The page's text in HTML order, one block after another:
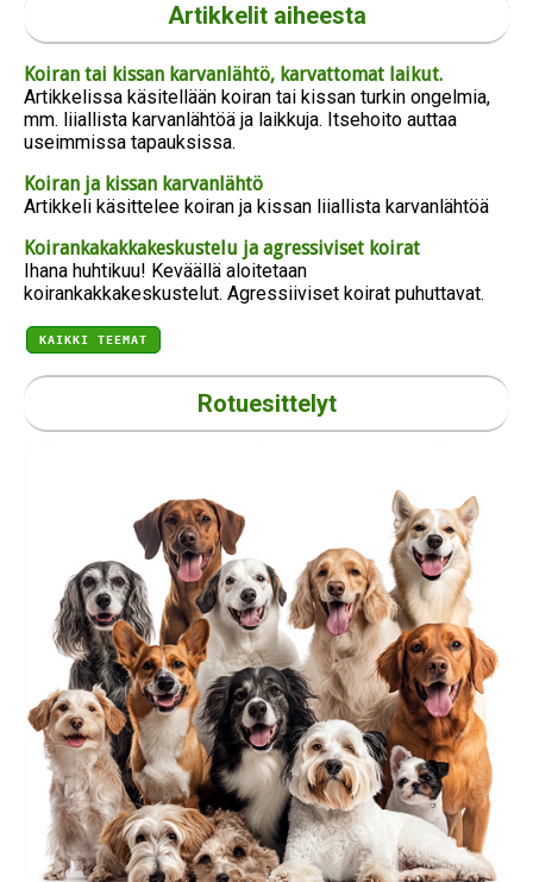
Artikkelit aiheesta
Koiran tai kissan karvanlähtö, karvattomat laikut.
Artikkelissa käsitellään koiran tai kissan turkin ongelmia,
mm. liiallista karvanlähtöä ja laikkuja. Itsehoito auttaa
useimmissa tapauksissa.
Koiran ja kissan karvanlähtö
Artikkeli käsittelee koiran ja kissan liiallista karvanlähtöä
Koirankakakkakeskustelu ja agressiviset koirat
Ihana huhtikuu! Keväällä aloitetaan
koirankakkakeskustelut. Agressiiviset koirat puhuttavat.
KAIKKI TEEMAT
Rotuesittelyt